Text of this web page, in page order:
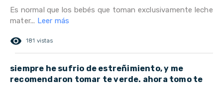
Es normal que los bebés que toman exclusivamente leche
mater... Leer más
remove_red_eye 181 vistas
siempre he sufrio de estreñimiento, y me
recomendaron tomar te verde. ahora tomo te